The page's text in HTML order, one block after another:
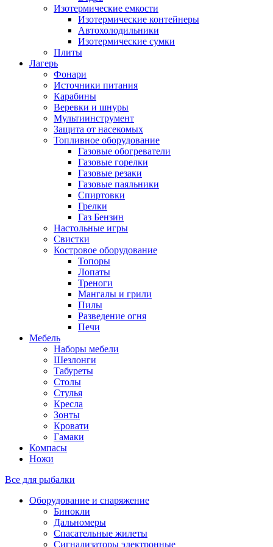
Изотермические емкости
Изотермические контейнеры
Автохолодильники
Изотермические сумки
Плиты
Лагерь
Фонари
Источники питания
Карабины
Веревки и шнуры
Мультиинструмент
Защита от насекомых
Топливное оборудование
Газовые обогреватели
Газовые горелки
Газовые резаки
Газовые паяльники
Спиртовки
Грелки
Газ Бензин
Настольные игры
Свистки
Костровое оборудование
Топоры
Лопаты
Треноги
Мангалы и грили
Пилы
Разведение огня
Печи
Мебель
Наборы мебели
Шезлонги
Табуреты
Столы
Стулья
Кресла
Зонты
Кровати
Гамаки
Компасы
Ножи
Все для рыбалки
Оборудование и снаряжение
Бинокли
Дальномеры
Спасательные жилеты
Сигнализаторы электронные